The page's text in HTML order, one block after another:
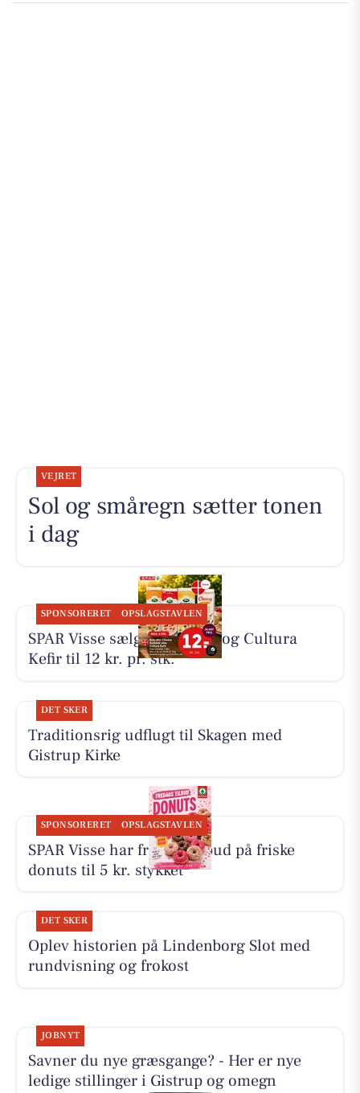
VEJRET
Sol og småregn sætter tonen
i dag
SPONSORERET OPSLAGSTAVLEN
SPAR Visse sælger koldskål og Cultura
Kefir til 12 kr. pr. stk.
DET SKER
Traditionsrig udflugt til Skagen med
Gistrup Kirke
SPONSORERET OPSLAGSTAVLEN
SPAR Visse har fredagstilbud på friske
donuts til 5 kr. stykket
DET SKER
Oplev historien på Lindenborg Slot med
rundvisning og frokost
JOBNYT
Savner du nye græsgange? - Her er nye
ledige stillinger i Gistrup og omegn